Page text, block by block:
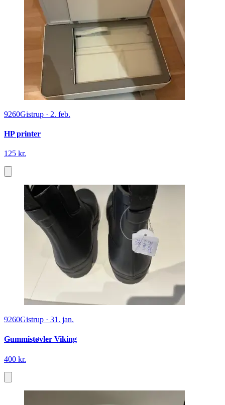
9260Gistrup · 2. feb.
HP printer
125 kr.
9260Gistrup · 31. jan.
Gummistøvler Viking
400 kr.